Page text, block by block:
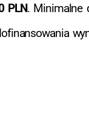
PLN. Minimalne